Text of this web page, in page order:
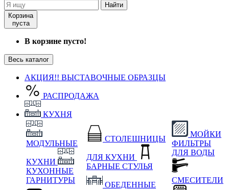
Найти
Корзина
пуста
В корзине пусто!
Весь каталог
АКЦИЯ!! ВЫСТАВОЧНЫЕ ОБРАЗЦЫ
РАСПРОДАЖА
КУХНЯ
МОДУЛЬНЫЕ
КУХНИ
КУХОННЫЕ
ГАРНИТУРЫ
СТОЛЕШНИЦЫ
ДЛЯ КУХНИ
БАРНЫЕ СТУЛЬЯ
ОБЕДЕННЫЕ
МОЙКИ
ФИЛЬТРЫ
ДЛЯ ВОДЫ
СМЕСИТЕЛИ